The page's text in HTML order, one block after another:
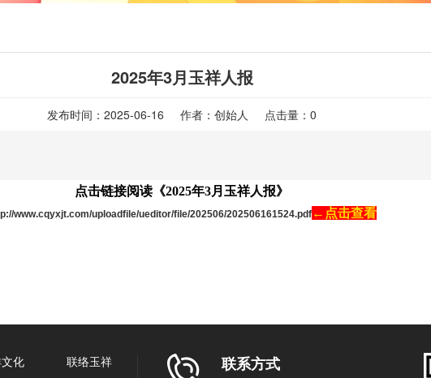
2025年3月玉祥人报
发布时间：2025-06-16 作者：创始人 点击量： 0
点击链接阅读《2025年3月玉祥人报》
www.cqyxjt.com/uploadfile/ueditor/file/202506/202506161524.pdf← 点击查看
化 联络玉祥
联系方式